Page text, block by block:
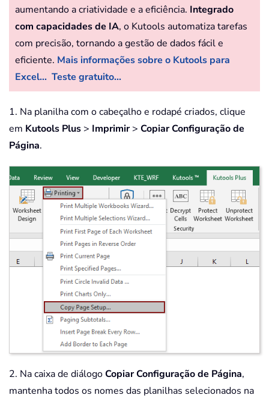
aumentando a criatividade e a eficiência. Integrado
com capacidades de IA, o Kutools automatiza tarefas
com precisão, tornando a gestão de dados fácil e
eficiente. Mais informações sobre o Kutools para
Excel... Teste gratuito...
1. Na planilha com o cabeçalho e rodapé criados, clique
em Kutools Plus > Imprimir> Copiar Configuração de
Página.
2. Na caixa de diálogoCopiar Configuração de Página,
mantenha todos os nomes das planilhas selecionados na